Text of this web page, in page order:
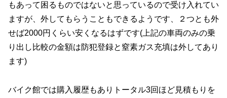
もあって困るものではないと思っているので受け入れてい
ますが、外してもらうこともできるようです、２つとも外
せば2000円くらい安くなるはずです(上記の車両のみの乗
り出し比較の金額は防犯登録と窒素ガス充填は外してあり
ます)
バイク館では購入履歴もありトータル3回ほど見積もりを